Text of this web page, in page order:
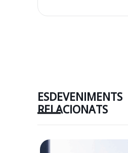
ESDEVENIMENTS
RELACIONATS